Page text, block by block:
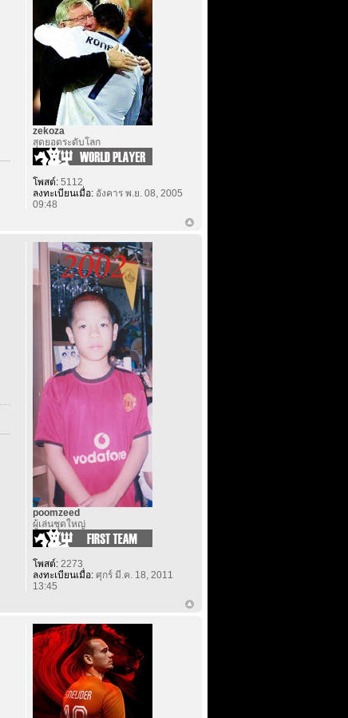
zekoza
สุดยอดระดับโลก
โพสต์:5112
ลงทะเบียนเมื่อ:อังคาร พ.ย. 08, 2005
09:48
poomzeed
ผู้เล่นชุดใหญ่
โพสต์:2273
ลงทะเบียนเมื่อ:ศุกร์ มี.ค. 18, 2011
13:45